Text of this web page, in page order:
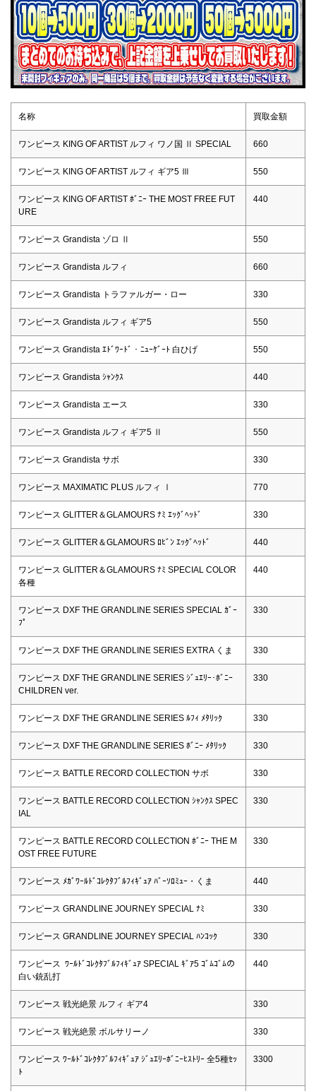
名称 買取金額
ワンピース KING OF ARTIST ルフィ ワノ国 Ⅱ SPECIAL 660
ワンピース KING OF ARTIST ルフィ ギア5 Ⅲ 550
ワンピース KING OF ARTIST ﾎﾞﾆｰ THE MOST FREE FUT
URE
440
ワンピース Grandista ゾロ Ⅱ 550
ワンピース Grandista ルフィ 660
ワンピース Grandista トラファルガー・ロー 330
ワンピース Grandista ルフィ ギア5 550
ワンピース Grandista ｴﾄﾞﾜｰﾄﾞ・ﾆｭｰｹﾞｰﾄ 白ひげ 550
ワンピース Grandista ｼｬﾝｸｽ 440
ワンピース Grandista エース 330
ワンピース Grandista ルフィ ギア5 Ⅱ 550
ワンピース Grandista サボ 330
ワンピース MAXIMATIC PLUS ルフィ Ⅰ 770
ワンピース GLITTER＆GLAMOURS ﾅﾐ ｴｯｸﾞﾍｯﾄﾞ 330
ワンピース GLITTER＆GLAMOURS ﾛﾋﾞﾝ ｴｯｸﾞﾍｯﾄﾞ 440
ワンピース GLITTER＆GLAMOURS ﾅﾐ SPECIAL COLOR
各種
440
ワンピース DXF THE GRANDLINE SERIES SPECIAL ｶﾞｰ
ﾌﾟ
330
ワンピース DXF THE GRANDLINE SERIES EXTRA くま 330
ワンピース DXF THE GRANDLINE SERIES ｼﾞｭｴﾘｰ･ﾎﾞﾆｰ
CHILDREN ver.
330
ワンピース DXF THE GRANDLINE SERIES ﾙﾌｨ ﾒﾀﾘｯｸ 330
ワンピース DXF THE GRANDLINE SERIES ﾎﾞﾆｰ ﾒﾀﾘｯｸ 330
ワンピース BATTLE RECORD COLLECTION サボ 330
ワンピース BATTLE RECORD COLLECTION ｼｬﾝｸｽ SPEC
IAL
330
ワンピース BATTLE RECORD COLLECTION ﾎﾞﾆｰ THE M
OST FREE FUTURE
330
ワンピース ﾒｶﾞﾜｰﾙﾄﾞｺﾚｸﾀﾌﾞﾙﾌｨｷﾞｭｱ ﾊﾞｰｿﾛﾐｭｰ・くま 440
ワンピース GRANDLINE JOURNEY SPECIAL ﾅﾐ 330
ワンピース GRANDLINE JOURNEY SPECIAL ﾊﾝｺｯｸ 330
ワンピース ﾜｰﾙﾄﾞｺﾚｸﾀﾌﾞﾙﾌｨｷﾞｭｱ SPECIAL ｷﾞｱ5 ｺﾞﾑｺﾞﾑの
白い銃乱打
440
ワンピース 戦光絶景 ルフィ ギア4 330
ワンピース 戦光絶景 ボルサリーノ 330
ワンピース ﾜｰﾙﾄﾞｺﾚｸﾀﾌﾞﾙﾌｨｷﾞｭｱ ｼﾞｭｴﾘｰﾎﾞﾆｰﾋｽﾄﾘｰ 全5種ｾｯ
ﾄ
3300